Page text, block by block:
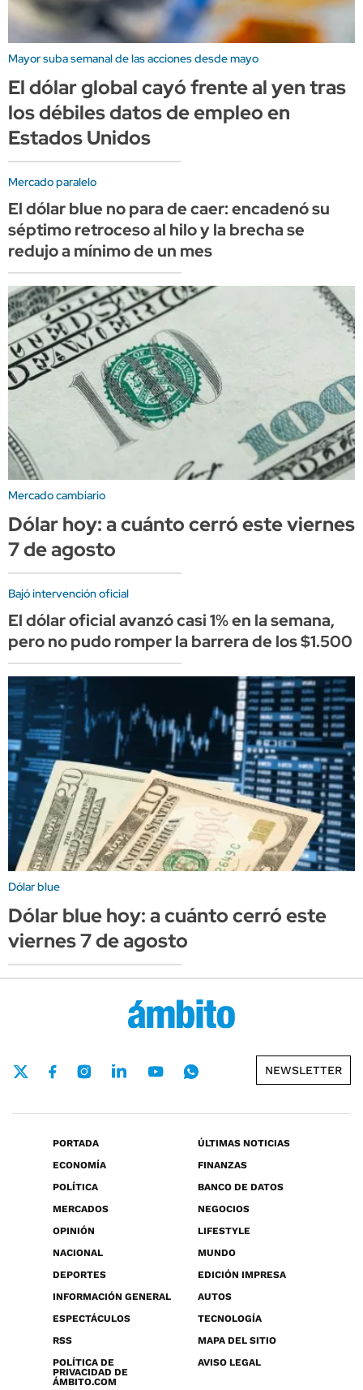
Mayor suba semanal de las acciones desde mayo
El dólar global cayó frente al yen tras
los débiles datos de empleo en
Estados Unidos
Mercado paralelo
El dólar blue no para de caer: encadenó su
séptimo retroceso al hilo y la brecha se
redujo a mínimo de un mes
Mercado cambiario
Dólar hoy: a cuánto cerró este viernes
7 de agosto
Bajó intervención oficial
El dólar oficial avanzó casi 1% en la semana,
pero no pudo romper la barrera de los $1.500
Dólar blue
Dólar blue hoy: a cuánto cerró este
viernes 7 de agosto
NEWSLETTER
PORTADA
ÚLTIMAS NOTICIAS
ECONOMÍA
FINANZAS
POLÍTICA
BANCO DE DATOS
MERCADOS
NEGOCIOS
OPINIÓN
LIFESTYLE
NACIONAL
MUNDO
DEPORTES
EDICIÓN IMPRESA
INFORMACIÓN GENERAL
AUTOS
ESPECTÁCULOS
TECNOLOGÍA
RSS
MAPA DEL SITIO
POLÍTICA DE
PRIVACIDAD DE
ÁMBITO.COM
AVISO LEGAL